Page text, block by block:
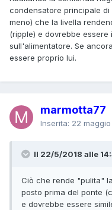
condensatore principale
meno) che la livella
(ripple) e dovrebbe essere
sull'alimentatore. Se
essere proprio lui.
marmotta77
Inserita: 22 maggio
Il 22/5/2018 alle
Ciò che rende "pulita"
posto prima del ponte
e dovrebbe essere